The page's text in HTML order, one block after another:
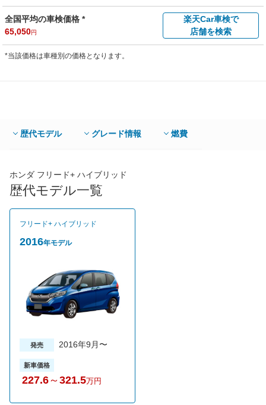
全国平均の車検価格 *
65,050円
楽天Car車検で
店舗を検索
*当該価格は車種別の価格となります。
歴代モデル グレード情報 燃費
ホンダ フリード+ ハイブリッド
歴代モデル一覧
フリード+ ハイブリッド
2016年モデル
発売 2016年9月〜
新車価格
227.6～ 321.5万円